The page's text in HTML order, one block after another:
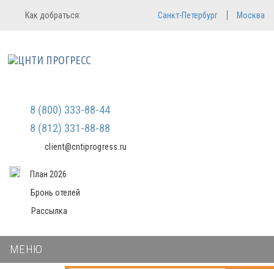
Регистрация
Мы не передаем ваши данные
третьим лицам и не рассылаем
Вход в систему
Как добраться: Санкт-Петербург Москва
8 (800) 333-88-44
8 (812) 331-88-88
client@cntiprogress.ru
План 2026
Бронь отелей
Рассылка
МЕНЮ